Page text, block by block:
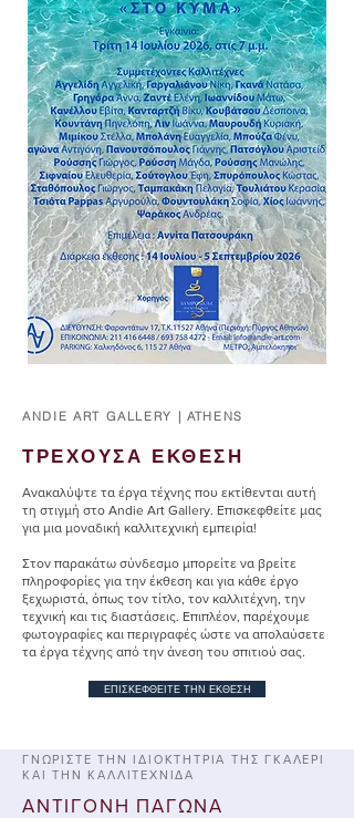
ANDIE ART GALLERY | ATHENS
ΤΡΕΧΟΥΣΑ ΕΚΘΕΣΗ
Ανακαλύψτε τα έργα τέχνης που εκτίθενται αυτή
τη στιγμή στο Andie Art Gallery. Επισκεφθείτε μας
για μια μοναδική καλλιτεχνική εμπειρία!
Στον παρακάτω σύνδεσμο μπορείτε να βρείτε
πληροφορίες για την έκθεση και για κάθε έργο
ξεχωριστά, όπως τον τίτλο, τον καλλιτέχνη, την
τεχνική και τις διαστάσεις. Επιπλέον, παρέχουμε
φωτογραφίες και περιγραφές ώστε να απολαύσετε
τα έργα τέχνης από την άνεση του σπιτιού σας.
ΕΠΙΣΚΕΦΘΕΙΤΕ ΤΗΝ ΕΚΘΕΣΗ
ΓΝΩΡΙΣΤΕ ΤΗΝ ΙΔΙΟΚΤΗΤΡΙΑ ΤΗΣ ΓΚΑΛΕΡΙ
ΚΑΙ ΤΗΝ ΚΑΛΛΙΤΕΧΝΙΔΑ
ΑΝΤΙΓΟΝΗ ΠΑΓΩΝΑ